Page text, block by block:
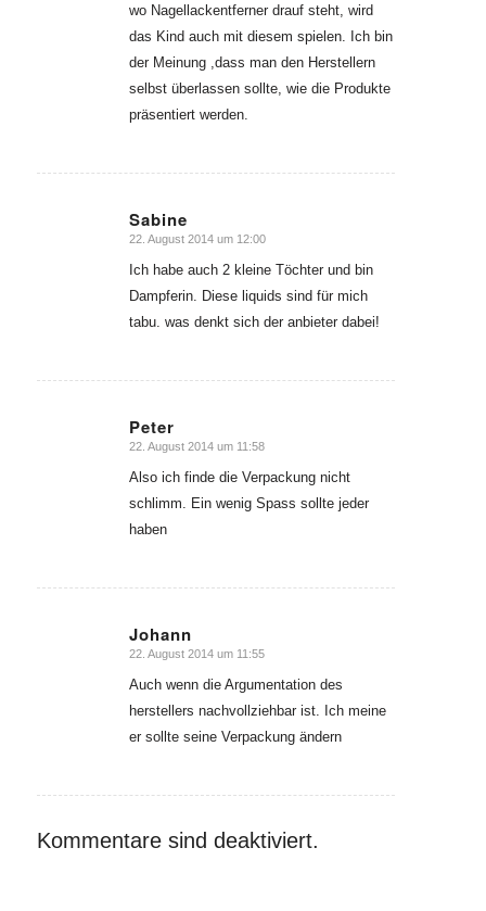
wo Nagellackentferner drauf steht, wird
das Kind auch mit diesem spielen. Ich bin
der Meinung ,dass man den Herstellern
selbst überlassen sollte, wie die Produkte
präsentiert werden.
Sabine
sagte:
22. August 2014 um 12:00
Ich habe auch 2 kleine Töchter und bin
Dampferin. Diese liquids sind für mich
tabu. was denkt sich der anbieter dabei!
Peter
sagte:
22. August 2014 um 11:58
Also ich finde die Verpackung nicht
schlimm. Ein wenig Spass sollte jeder
haben
Johann
sagte:
22. August 2014 um 11:55
Auch wenn die Argumentation des
herstellers nachvollziehbar ist. Ich meine
er sollte seine Verpackung ändern
Kommentare sind deaktiviert.